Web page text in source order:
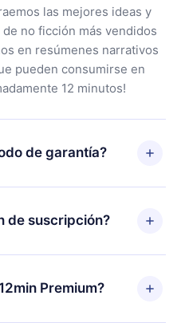
las mejores ideas y
no ficción más vendidos
en resúmenes narrativos
pueden consumirse en
12 minutos!
de garantía?
y comenzar a
Si por alguna razón no
plataforma, simplemente
del valor. Recibirás
de suscripción?
a partir del próximo
ejemplo, si decides
a anual, después de
Premium?